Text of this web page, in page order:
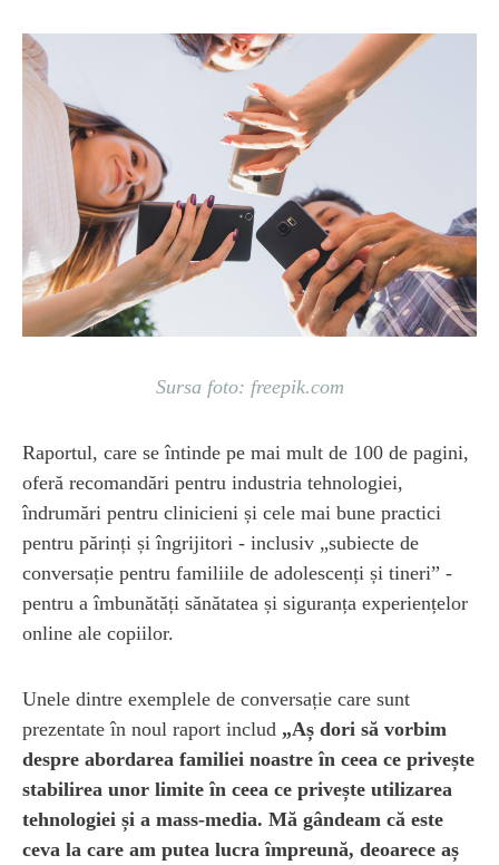
Sursa foto: freepik.com
Raportul, care se întinde pe mai mult de 100 de pagini,
oferă recomandări pentru industria tehnologiei,
îndrumări pentru clinicieni și cele mai bune practici
pentru părinți și îngrijitori - inclusiv „subiecte de
conversație pentru familiile de adolescenți și tineri” -
pentru a îmbunătăți sănătatea și siguranța experiențelor
online ale copiilor.
Unele dintre exemplele de conversație care sunt
prezentate în noul raport includ „Aș dori să vorbim
despre abordarea familiei noastre în ceea ce privește
stabilirea unor limite în ceea ce privește utilizarea
tehnologiei și a mass-media. Mă gândeam că este
ceva la care am putea lucra împreună, deoarece aș